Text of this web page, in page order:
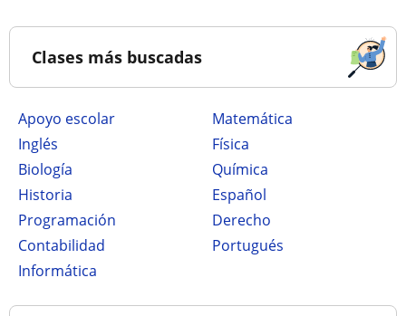
Clases más buscadas
Apoyo escolar
Matemática
Inglés
Física
Biología
Química
Historia
Español
Programación
Derecho
Contabilidad
Portugués
Informática